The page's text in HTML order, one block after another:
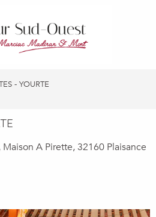
- YOURTE
A Pirette, 32160 Plaisance